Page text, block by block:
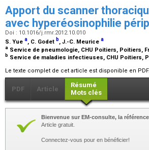
Apport du scanner
avec hyperéosinophilie
Doi : 10.1016/j.rmr.2012.10.010
S. Yue a, C. Godet b, J.-C. Meurice a
a Service de pneumologie, CHU Poitiers, Poitiers,
b Service de maladies infectieuses, CHU Poitiers,
Le texte complet de cet article est disponible en PDF.
PDF Article
Résumé
Mots clés
Bienvenue sur EM-consulte, la
Article gratuit.
Connectez-vous pour en bénéficier!